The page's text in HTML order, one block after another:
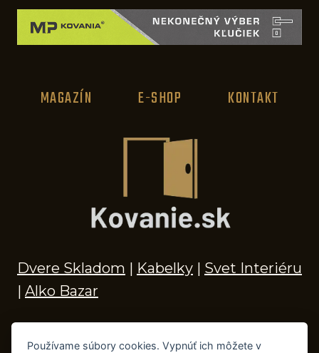
MAGAZÍN E-SHOP KONTAKT
Dvere Skladom | Kabelky | Svet Interiéru
| Alko Bazar
Používame súbory cookies. Vypnúť ich môžete v